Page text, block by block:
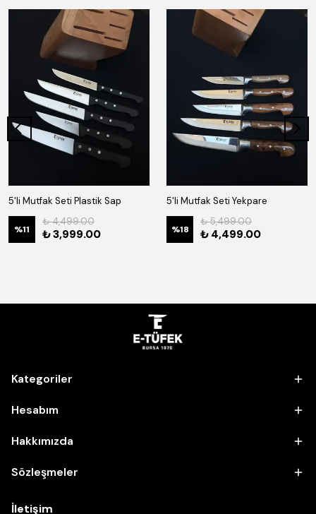
5'li Mutfak Seti Plastik Sap
%11
₺ 4,499.00
₺ 3,999.00
5'li Mutfak Seti Yekpare
%18
₺ 5,499.00
₺ 4,499.00
Kategoriler
Hesabım
Hakkımızda
Sözleşmeler
İletişim